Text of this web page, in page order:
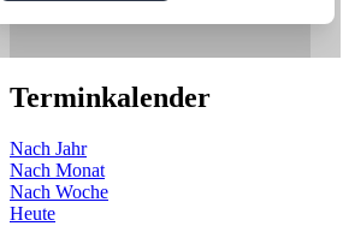
Terminkalender
Nach Jahr
Nach Monat
Nach Woche
Heute